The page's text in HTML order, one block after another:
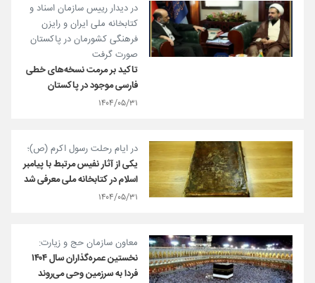
در دیدار رییس سازمان اسناد و
کتابخانه ملی ایران و رایزن
فرهنگی کشورمان در پاکستان
صورت گرفت
تاکید بر مرمت نسخه‌های خطی
فارسی موجود در پاکستان
۱۴۰۴/۰۵/۳۱
در ایام رحلت رسول اکرم (ص)؛
یکی از آثار نفیس مرتبط با پیامبر
اسلام در کتابخانه ملی معرفی شد
۱۴۰۴/۰۵/۳۱
معاون سازمان حج و زیارت:
نخستین عمره‌گذاران سال ۱۴۰۴
فردا به سرزمین وحی می‌روند